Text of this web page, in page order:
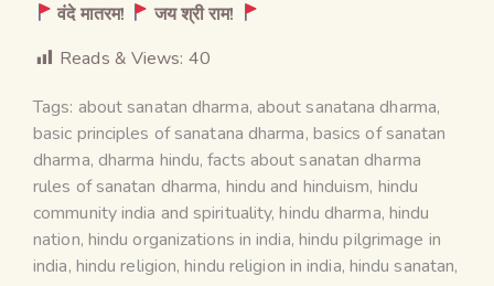
वंदे मातरम! जय श्री राम!
Reads & Views: 40
Tags: about sanatan dharma, about sanatana dharma,
basic principles of sanatana dharma, basics of sanatan
dharma, dharma hindu,facts about sanatan dharma
rules of sanatan dharma, hindu and hinduism, hindu
community india and spirituality,hindu dharma, hindu
nation, hindu organizations in india, hindu pilgrimage in
india, hindu religion,hindu religion in india, hindu sanatan,